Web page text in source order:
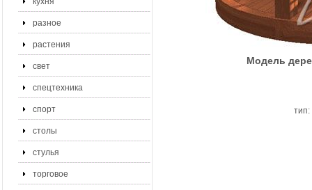
разное
растения
свет
спецтехника
спорт
столы
стулья
торговое
Модель
тип: